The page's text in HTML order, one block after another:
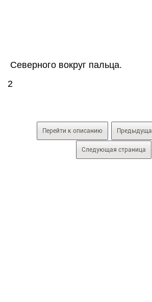
Северного вокруг пальца.
2
Перейти к описанию
Следующая страница